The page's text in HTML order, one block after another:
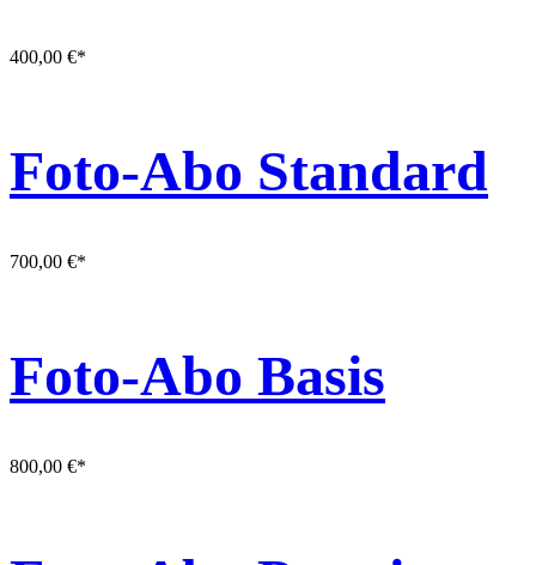
400,00 €*
Foto-Abo Standard
700,00 €*
Foto-Abo Basis
800,00 €*